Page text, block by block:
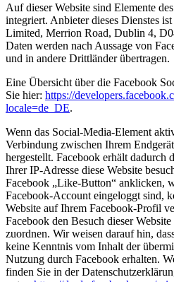
Auf dieser Website sind Elemente
integriert. Anbieter dieses Dienstes
Limited, Merrion Road, Dublin 4,
Daten werden nach Aussage von
und in andere Drittländer übertragen.
Eine Übersicht über die Facebook
Sie hier: https://
locale=de_DE.
Wenn das Social-Media-Element
Verbindung zwischen Ihrem
hergestellt. Facebook erhält dadurch
Ihrer IP-Adresse diese Website
Facebook „Like-Button“ anklicken,
Facebook-Account eingeloggt sind,
Website auf Ihrem Facebook-Profil
Facebook den Besuch dieser
zuordnen. Wir weisen darauf hin,
keine Kenntnis vom Inhalt der
Nutzung durch Facebook erhalten.
finden Sie in der